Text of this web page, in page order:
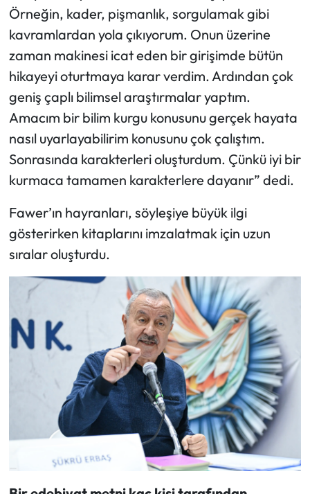
Örneğin, kader, pişmanlık, sorgulamak gibi
kavramlardan yola çıkıyorum. Onun üzerine
zaman makinesi icat eden bir girişimde bütün
hikayeyi oturtmaya karar verdim. Ardından çok
geniş çaplı bilimsel araştırmalar yaptım.
Amacım bir bilim kurgu konusunu gerçek hayata
nasıl uyarlayabilirim konusunu çok çalıştım.
Sonrasında karakterleri oluşturdum. Çünkü iyi bir
kurmaca tamamen karakterlere dayanır” dedi.
Fawer’ın hayranları, söyleşiye büyük ilgi
gösterirken kitaplarını imzalatmak için uzun
sıralar oluşturdu.